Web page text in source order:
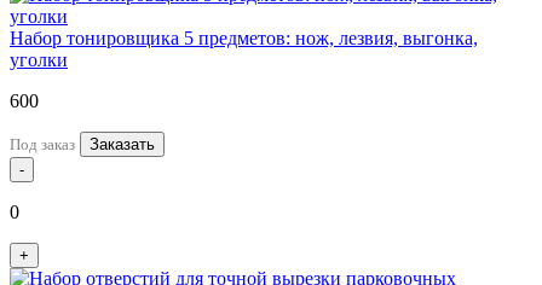
Набор тонировщика 5 предметов: нож, лезвия, выгонка,
уголки
600
Под заказ
Заказать
-
0
+